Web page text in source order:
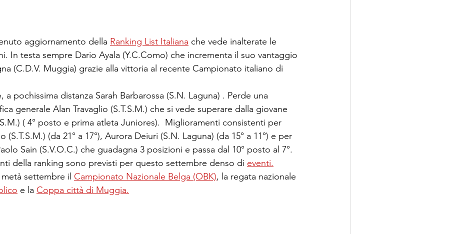
aggiornamento della Ranking List Italiana che vede inalterate le
In testa sempre Dario Ayala (Y.C.Como) che incrementa il suo vantaggio
(C.D.V. Muggia) grazie alla vittoria al recente Campionato italiano di
a pochissima distanza Sarah Barbarossa (S.N. Laguna) . Perde una
generale Alan Travaglio (S.T.S.M.) che si vede superare dalla giovane
( 4° posto e prima atleta Juniores).  Miglioramenti consistenti per
(S.T.S.M.) (da 21° a 17°), Aurora Deiuri (S.N. Laguna) (da 15° a 11°) e per
Sain (S.V.O.C.) che guadagna 3 posizioni e passa dal 10° posto al 7°.
della ranking sono previsti per questo settembre denso di eventi.
settembre il Campionato Nazionale Belga (OBK), la regata nazionale
e la Coppa città di Muggia.